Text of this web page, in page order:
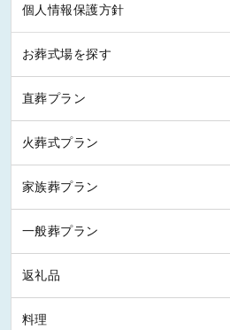
個人情報保護方針
お葬式場を探す
直葬プラン
火葬式プラン
家族葬プラン
一般葬プラン
返礼品
料理